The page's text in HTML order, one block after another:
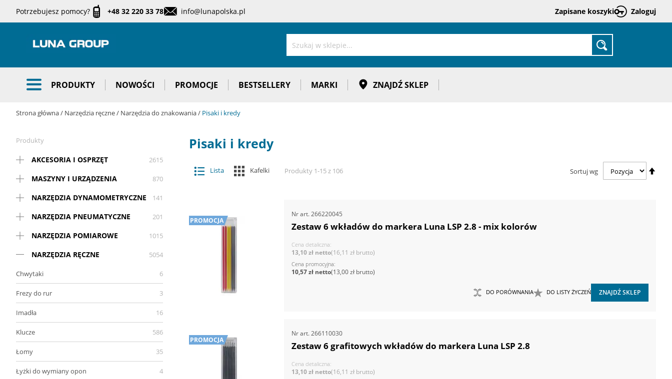
Zaloguj
Zapisane koszyki
do
Potrzebujesz pomocy? +48 32 220 33 78 info@lunapolska.pl
Szukaj
PRODUKTY NOWOŚCI PROMOCJE BESTSELLERY MARKI ZNAJDŹ SKLEP
Strona główna Narzędzia ręczne Narzędzia do znakowania Pisaki i kredy
Pisaki i kredy
Zobacz
jako
Lista Kafelki Produkty 1-15z 106 Sortuj wg
PROMOCJA
Nr art. 266220045
Zestaw 6 wkładów do markera Luna LSP 2.8 - mix kolorów
Cena detaliczna
16,11 zł
13,10 zł
Cena promocyjna
13,00 zł
10,57 zł
DO LISTY ŻYCZEŃ
DO PORÓWNANIA ZNAJDŹ SKLEP
PROMOCJA
Nr art. 266110030
Zestaw 6 grafitowych wkładów do markera Luna LSP 2.8
Cena detaliczna
16,11 zł
13,10 zł
Produkty
AKCESORIA I OSPRZĘT 2615
MASZYNY I URZĄDZENIA 870
NARZĘDZIA DYNAMOMETRYCZNE 141
NARZĘDZIA PNEUMATYCZNE 201
NARZĘDZIA POMIAROWE 1015
NARZĘDZIA RĘCZNE 5054
Chwytaki 6
Frezy do rur 3
Imadła 16
Klucze 586
Łomy 35
Łyżki do wymiany opon 4